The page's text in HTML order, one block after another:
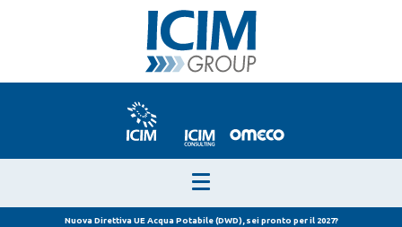
Nuova Direttiva UE Acqua Potabile (DWD), sei pronto per il 2027?